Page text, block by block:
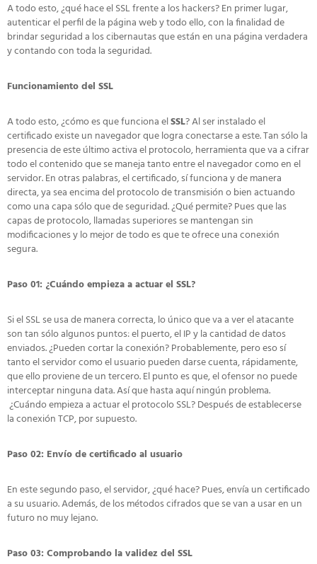
A todo esto, ¿qué hace el SSL frente a los hackers? En primer lugar,
autenticar el perfil de la página web y todo ello, con la finalidad de
brindar seguridad a los cibernautas que están en una página verdadera
y contando con toda la seguridad.
Funcionamiento del SSL
A todo esto, ¿cómo es que funciona elSSL? Al ser instalado el
certificado existe un navegador que logra conectarse a este. Tan sólo la
presencia de este último activa el protocolo, herramienta que va a cifrar
todo el contenido que se maneja tanto entre el navegador como en el
servidor. En otras palabras, el certificado, sí funciona y de manera
directa, ya sea encima del protocolo de transmisión o bien actuando
como una capa sólo que de seguridad. ¿Qué permite? Pues que las
capas de protocolo, llamadas superiores se mantengan sin
modificaciones y lo mejor de todo es que te ofrece una conexión
segura.
Paso 01: ¿Cuándo empieza a actuar el SSL?
Si el SSL se usa de manera correcta, lo único que va a ver el atacante
son tan sólo algunos puntos: el puerto, el IP y la cantidad de datos
enviados. ¿Pueden cortar la conexión? Probablemente, pero eso sí
tanto el servidor como el usuario pueden darse cuenta, rápidamente,
que ello proviene de un tercero. El punto es que, el ofensor no puede
interceptar ninguna data. Así que hasta aquí ningún problema.
¿Cuándo empieza a actuar el protocolo SSL? Después de establecerse
la conexión TCP, por supuesto.
Paso 02: Envío de certificado al usuario
En este segundo paso, el servidor, ¿qué hace? Pues, envía un certificado
a su usuario. Además, de los métodos cifrados que se van a usar en un
futuro no muy lejano.
Paso 03: Comprobando la validez del SSL